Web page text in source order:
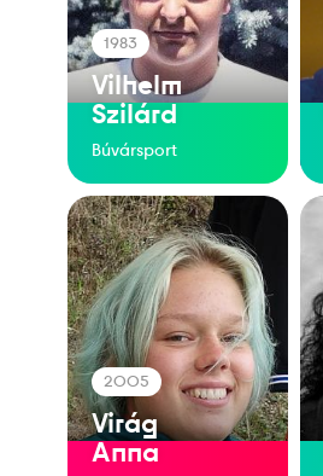
1983
Vilhelm
Szilárd
Búvársport
2005
Virág
Anna